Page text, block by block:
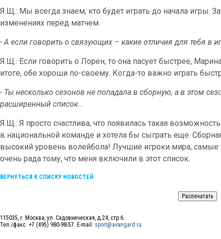
Я.Щ.: Мы всегда знаем, кто будет играть до начала игры.
изменениях перед матчем.
- А если говорить о связующих – какие отличия для тебя в
Я.Щ.: Если говорить о Лорен, то она пасует быстрее,
итоге, обе хороши по-своему. Когда-то важно играть
- Ты несколько сезонов не попадала в сборную, а в этом
расширенный список…
Я.Щ.: Я просто счастлива, что появилась такая
в национальной команде и хотела бы сыграть еще.
высокий уровень волейбола! Лучшие игроки мира, самые
очень рада тому, что меня включили в этот список.
ВЕРНУТЬСЯ К СПИСКУ НОВОСТЕЙ
115035, г. Москва, ул. Садовническая, д.24, стр.6.
Тел./факс: +7 (495) 980-98-57. E-mail: sport@avangard.ru